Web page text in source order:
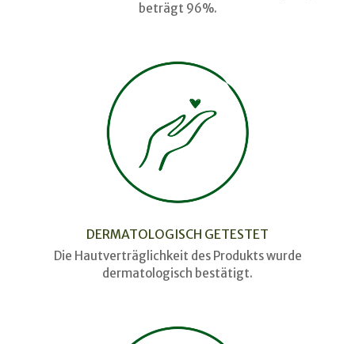
beträgt 96%.
DERMATOLOGISCH GETESTET
Die Hautverträglichkeit des Produkts wurde
dermatologisch bestätigt.